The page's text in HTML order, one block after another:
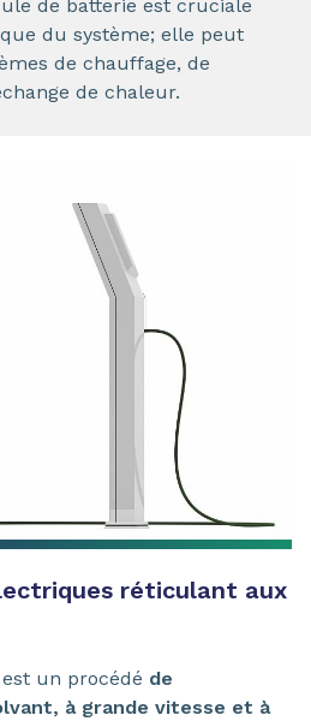
de batterie est cruciale
du système; elle peut
de chauffage, de
de chaleur.
réticulant aux
un procédé de
à grande vitesse et à